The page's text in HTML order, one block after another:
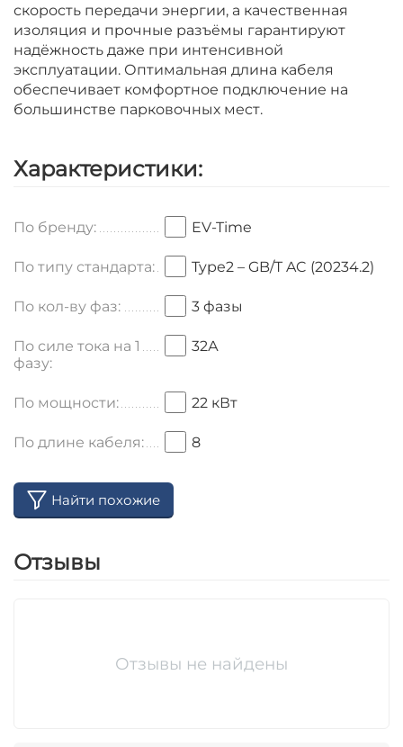
скорость передачи энергии, а качественная
изоляция и прочные разъёмы гарантируют
надёжность даже при интенсивной
эксплуатации. Оптимальная длина кабеля
обеспечивает комфортное подключение на
большинстве парковочных мест.
Характеристики:
По бренду: EV-Time
По типу стандарта: Type2 – GB/T AC (20234.2)
По кол-ву фаз: 3 фазы
По силе тока на 1
фазу:
32А
По мощности: 22 кВт
По длине кабеля: 8
Найти похожие
Отзывы
Отзывы не найдены